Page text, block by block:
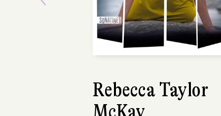
Stéphanie
Previous